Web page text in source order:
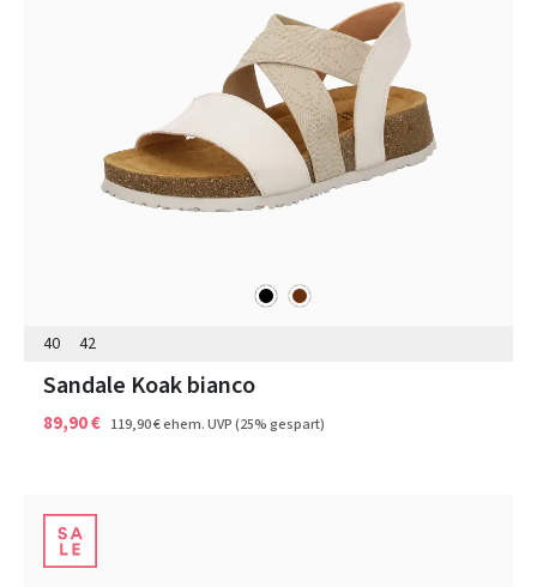
schwarz
braun
40 42
Sandale Koak bianco
89,90 € 119,90 €ehem. UVP(25% gespart)